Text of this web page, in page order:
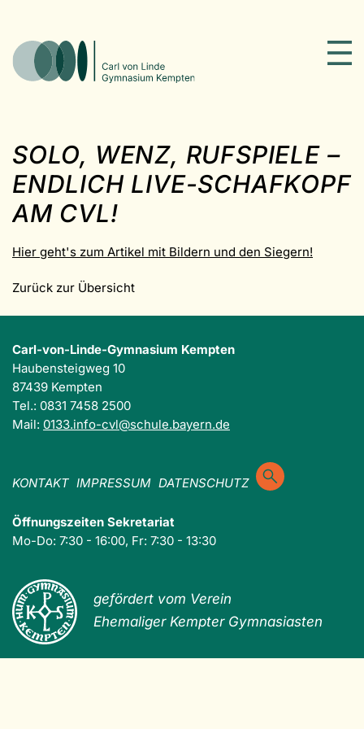
SOLO, WENZ, RUFSPIELE –
ENDLICH LIVE-SCHAFKOPF
AM CVL!
Hier geht's zum Artikel mit Bildern und den Siegern!
Zurück zur Übersicht
Carl-von-Linde-Gymnasium Kempten
Haubensteigweg 10
87439 Kempten
Tel.: 0831 7458 2500
Mail: 0133.info-cvl@schule.bayern.de
KONTAKT IMPRESSUM DATENSCHUTZ
Öffnungszeiten Sekretariat
Mo-Do: 7:30 - 16:00, Fr: 7:30 - 13:30
gefördert vom Verein
Ehemaliger Kempter Gymnasiasten